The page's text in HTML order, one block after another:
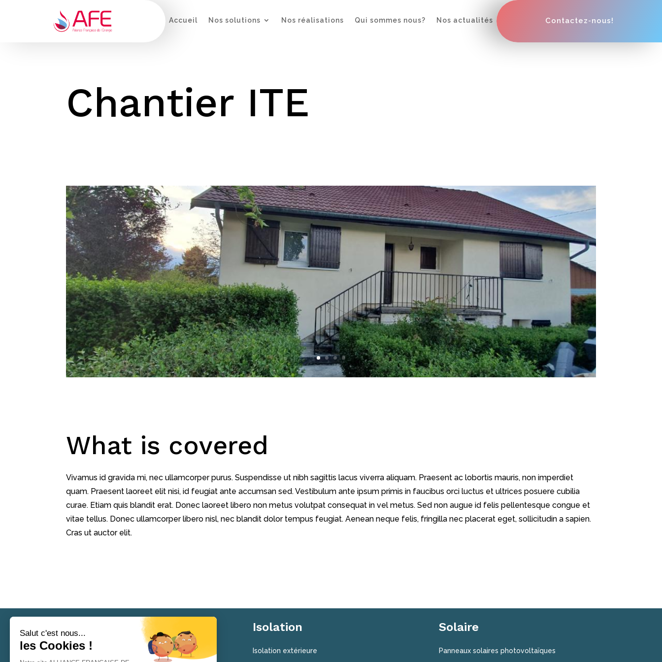
Accueil Nos solutions Nos réalisations Qui sommes nous? Nos actualités Contactez-nous!
Chantier ITE
What is covered
Vivamus id gravida mi, nec ullamcorper purus. Suspendisse ut nibh sagittis lacus viverra aliquam. Praesent ac lobortis mauris, non imperdiet
quam. Praesent laoreet elit nisi, id feugiat ante accumsan sed. Vestibulum ante ipsum primis in faucibus orci luctus et ultrices posuere cubilia
curae. Etiam quis blandit erat. Donec laoreet libero non metus volutpat consequat in vel metus. Sed non augue id felis pellentesque congue et
vitae tellus. Donec ullamcorper libero nisl, nec blandit dolor tempus feugiat. Aenean neque felis, fringilla nec placerat eget, sollicitudin a sapien.
Cras ut auctor elit.
Nous contacter
55 rue Cartier Bresson
Isolation
Isolation extérieure
Solaire
Panneaux solaires photovoltaïques